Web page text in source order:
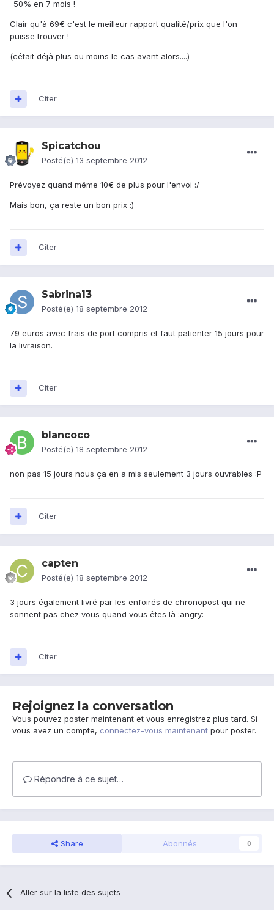
-50% en 7 mois !
Clair qu'à 69€ c'est le meilleur rapport qualité/prix que l'on
puisse trouver !
(cétait déjà plus ou moins le cas avant alors....)
Citer
Spicatchou
Posté(e) 13 septembre 2012
Prévoyez quand même 10€ de plus pour l'envoi :/
Mais bon, ça reste un bon prix :)
Citer
Sabrina13
Posté(e) 18 septembre 2012
79 euros avec frais de port compris et faut patienter 15 jours pour
la livraison.
Citer
blancoco
Posté(e) 18 septembre 2012
non pas 15 jours nous ça en a mis seulement 3 jours ouvrables :P
Citer
capten
Posté(e) 18 septembre 2012
3 jours également livré par les enfoirés de chronopost qui ne
sonnent pas chez vous quand vous êtes là :angry:
Citer
Rejoignez la conversation
Vous pouvez poster maintenant et vous enregistrez plus tard. Si
vous avez un compte, connectez-vous maintenant pour poster.
Répondre à ce sujet…
Share Abonnés 0
Aller sur la liste des sujets